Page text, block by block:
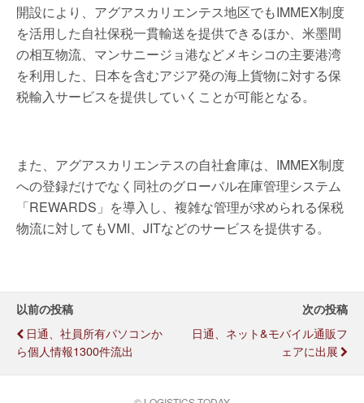
開設により、アグアスカリエンテス地区でもIMMEX制度
を活用した自社保税一貫輸送を提供できるほか、米墨間
の相互物流、マンサニージョ港などメキシコの主要港湾
を利用した、日本を含むアジア発の海上貨物に対する保
税輸入サービスを提供していくことが可能となる。
また、アグアスカリエンテスの自社倉庫は、IMMEX制度
への登録だけでなく同社のグローバル在庫管理システム
「REWARDS」を導入し、複雑な管理が求められる保税
物流に対してもVMI、JITなどのサービスを提供する。
以前の投稿
日通、社員所有パソコンか
ら個人情報1300件流出
次の投稿
日通、ネット&モバイル通販フ
ェアに出展